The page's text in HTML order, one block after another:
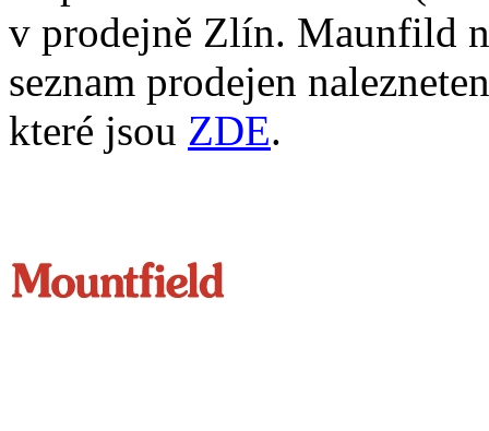
v prodejně Zlín. Maunfild
seznam prodejen
které jsou ZDE.